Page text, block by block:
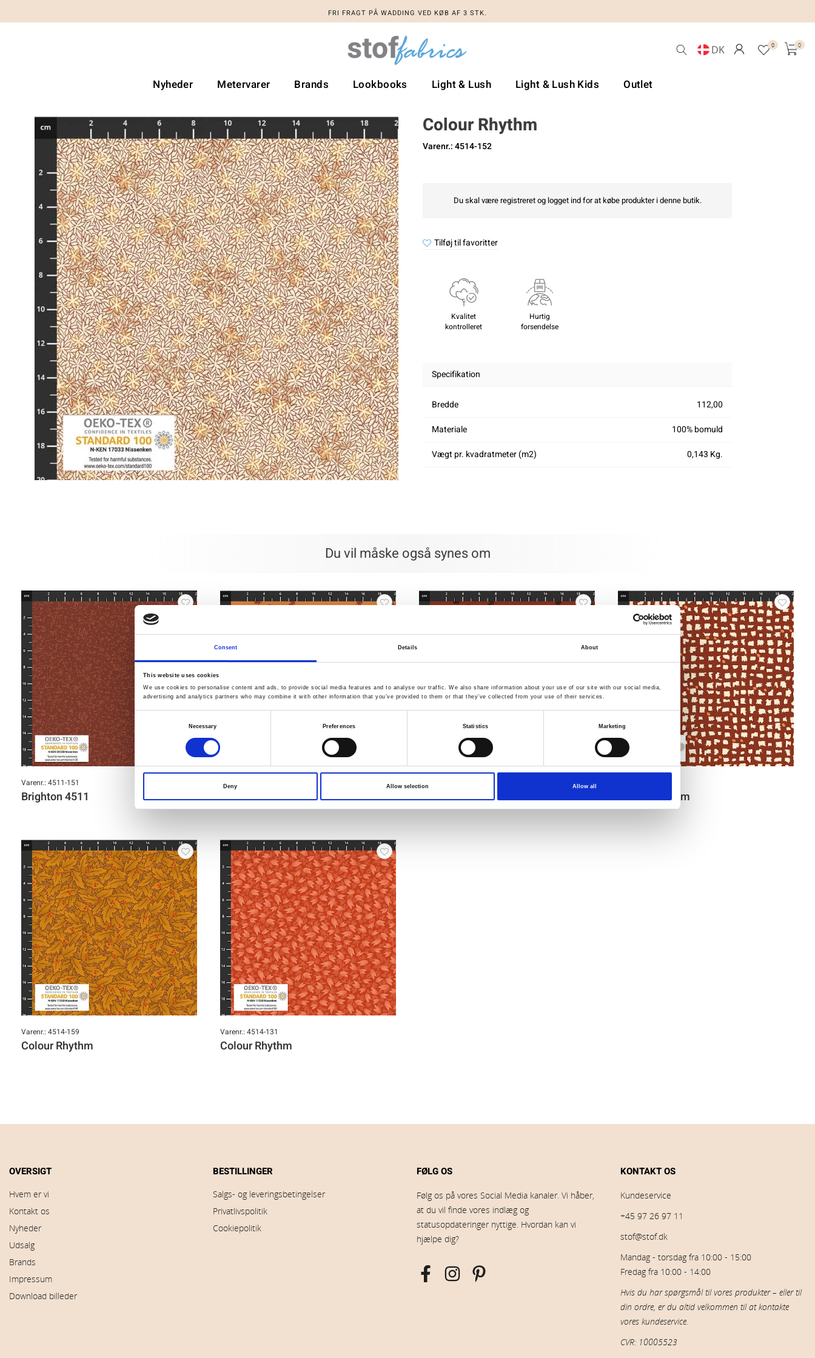
Consent Details About
This website uses cookies
We use cookies to personalise content and ads, to provide social media features and to analyse our traffic. We also share information about your use of our site with our social media,
advertising and analytics partners who may combine it with other information that you’ve provided to them or that they’ve collected from your use of their services.
Consent
Selection
Necessary Preferences Statistics Marketing
Deny Allow selection Allow all
FRI FRAGT PÅ WADDING VED KØB AF 3 STK.
DK 0 0
Nyheder Metervarer Brands Lookbooks Light & Lush Light & Lush Kids Outlet
Colour Rhythm
Varenr.: 4514-152
Du skal være registreret og logget ind for at købe produkter i denne butik.
Tilføj til favoritter
Kvalitet
kontrolleret
Hurtig
forsendelse
Specifikation
Bredde
112,00
Materiale
100% bomuld
Vægt pr. kvadratmeter (m2)
0,143 Kg.
Du vil måske også synes om
Varenr.: 4511-151
Brighton 4511
Varenr.: 4514-138
Colour Rhythm
Varenr.: 4514-139
Colour Rhythm Colour Rhythm
Varenr.: 4514-159
Colour Rhythm
Varenr.: 4514-131
Colour Rhythm
OVERSIGT
Hvem er vi
Kontakt os
Nyheder
Udsalg
Brands
Impressum
Download billeder
BESTILLINGER
Salgs- og leveringsbetingelser
Privatlivspolitik
Cookiepolitik
FØLG OS
Følg os på vores Social Media kanaler. Vi håber,
at du vil finde vores indlæg og
statusopdateringer nyttige. Hvordan kan vi
hjælpe dig?
KONTAKT OS
Kundeservice
+45 97 26 97 11
stof@stof.dk
Mandag - torsdag fra 10:00 - 15:00
Fredag fra 10:00 - 14:00
Hvis du har spørgsmål til vores produkter – eller til
din ordre, er du altid velkommen til at kontakte
vores kundeservice.
CVR: 10005523